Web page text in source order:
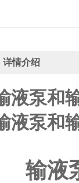
详情介绍
液泵和
液泵和
输液